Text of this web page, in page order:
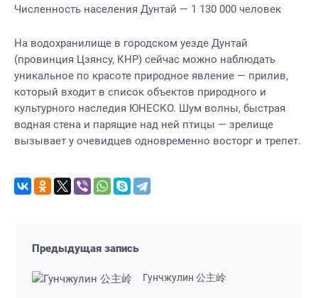
Численность населения Дунтай — 1 130 000 человек
На водохранилище в городском уезде Дунтай
(провинция Цзянсу, КНР) сейчас можно наблюдать
уникальное по красоте природное явление — прилив,
который входит в список объектов природного и
культурного наследия ЮНЕСКО. Шум волны, быстрая
водная стена и парящие над ней птицы — зрелище
вызывает у очевидцев одновременно восторг и трепет.
Предыдущая запись
Гунчжулин 公主岭